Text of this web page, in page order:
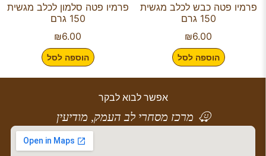
פרמיו פטה כבש לכלב מגשית
150 גרם
₪6.00
הוספה לסל
פרמיו פטה סלמון לכלב מגשית
150 גרם
₪6.00
הוספה לסל
אפשר לבוא לבקר
מרכז מסחרי לב העמק, מודיעין